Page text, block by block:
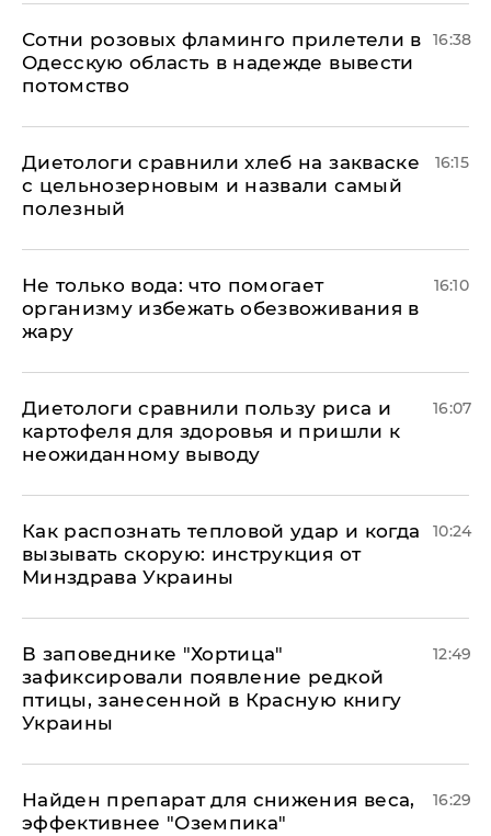
Сотни розовых фламинго прилетели в
Одесскую область в надежде вывести
потомство
16:38
Диетологи сравнили хлеб на закваске
с цельнозерновым и назвали самый
полезный
16:15
Не только вода: что помогает
организму избежать обезвоживания в
жару
16:10
Диетологи сравнили пользу риса и
картофеля для здоровья и пришли к
неожиданному выводу
16:07
Как распознать тепловой удар и когда
вызывать скорую: инструкция от
Минздрава Украины
10:24
В заповеднике "Хортица"
зафиксировали появление редкой
птицы, занесенной в Красную книгу
Украины
12:49
Найден препарат для снижения веса,
эффективнее "Оземпика"
16:29